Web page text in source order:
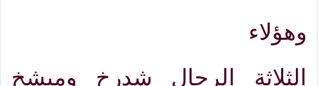
وهؤلاء
الثلاثة الرجال شدرخ وميشخ